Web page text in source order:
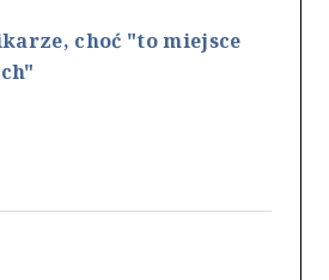
choć "to miejsce